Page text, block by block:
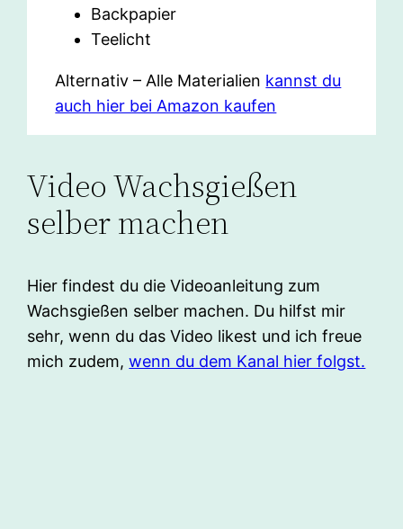
Backpapier
Teelicht
Alternativ – Alle Materialien kannst du
auch hier bei Amazon kaufen
Video Wachsgießen
selber machen
Hier findest du die Videoanleitung zum
Wachsgießen selber machen. Du hilfst mir
sehr, wenn du das Video likest und ich freue
mich zudem,wenn du dem Kanal hier folgst.